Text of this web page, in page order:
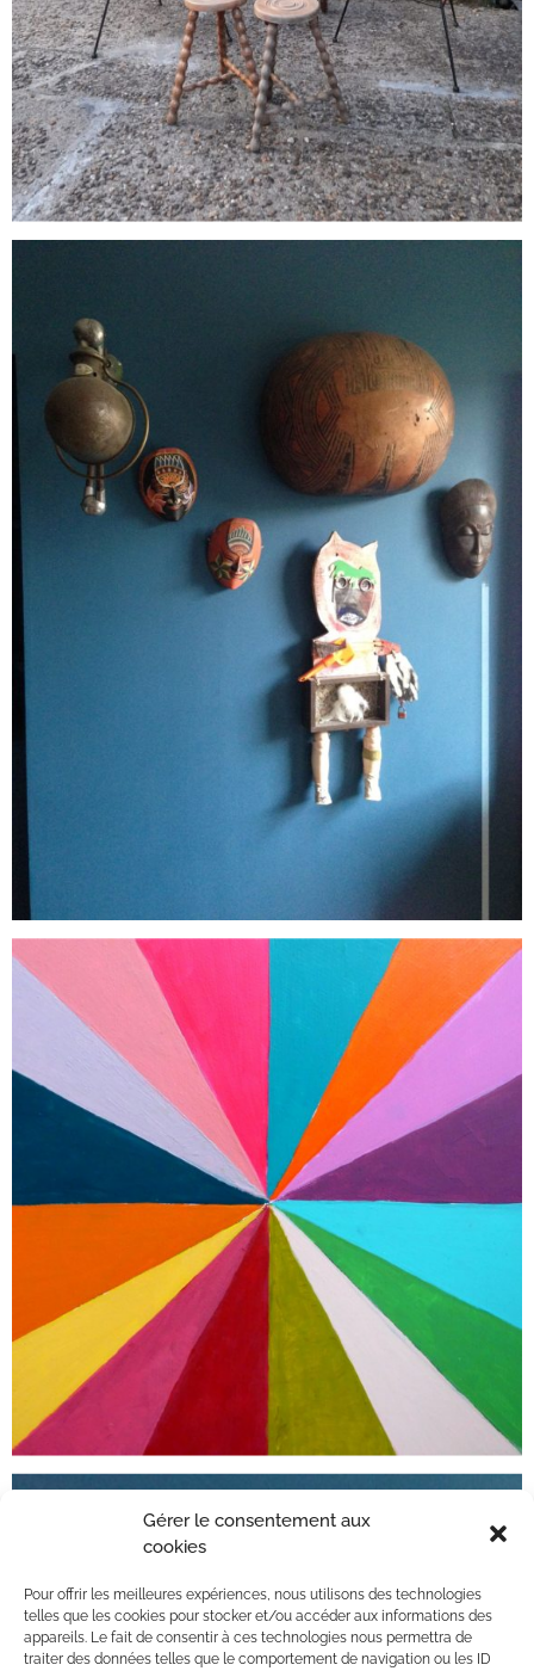
Gérer le consentement aux
cookies
Pour offrir les meilleures expériences, nous utilisons des technologies
telles que les cookies pour stocker et/ou accéder aux informations des
appareils. Le fait de consentir à ces technologies nous permettra de
traiter des données telles que le comportement de navigation ou les ID